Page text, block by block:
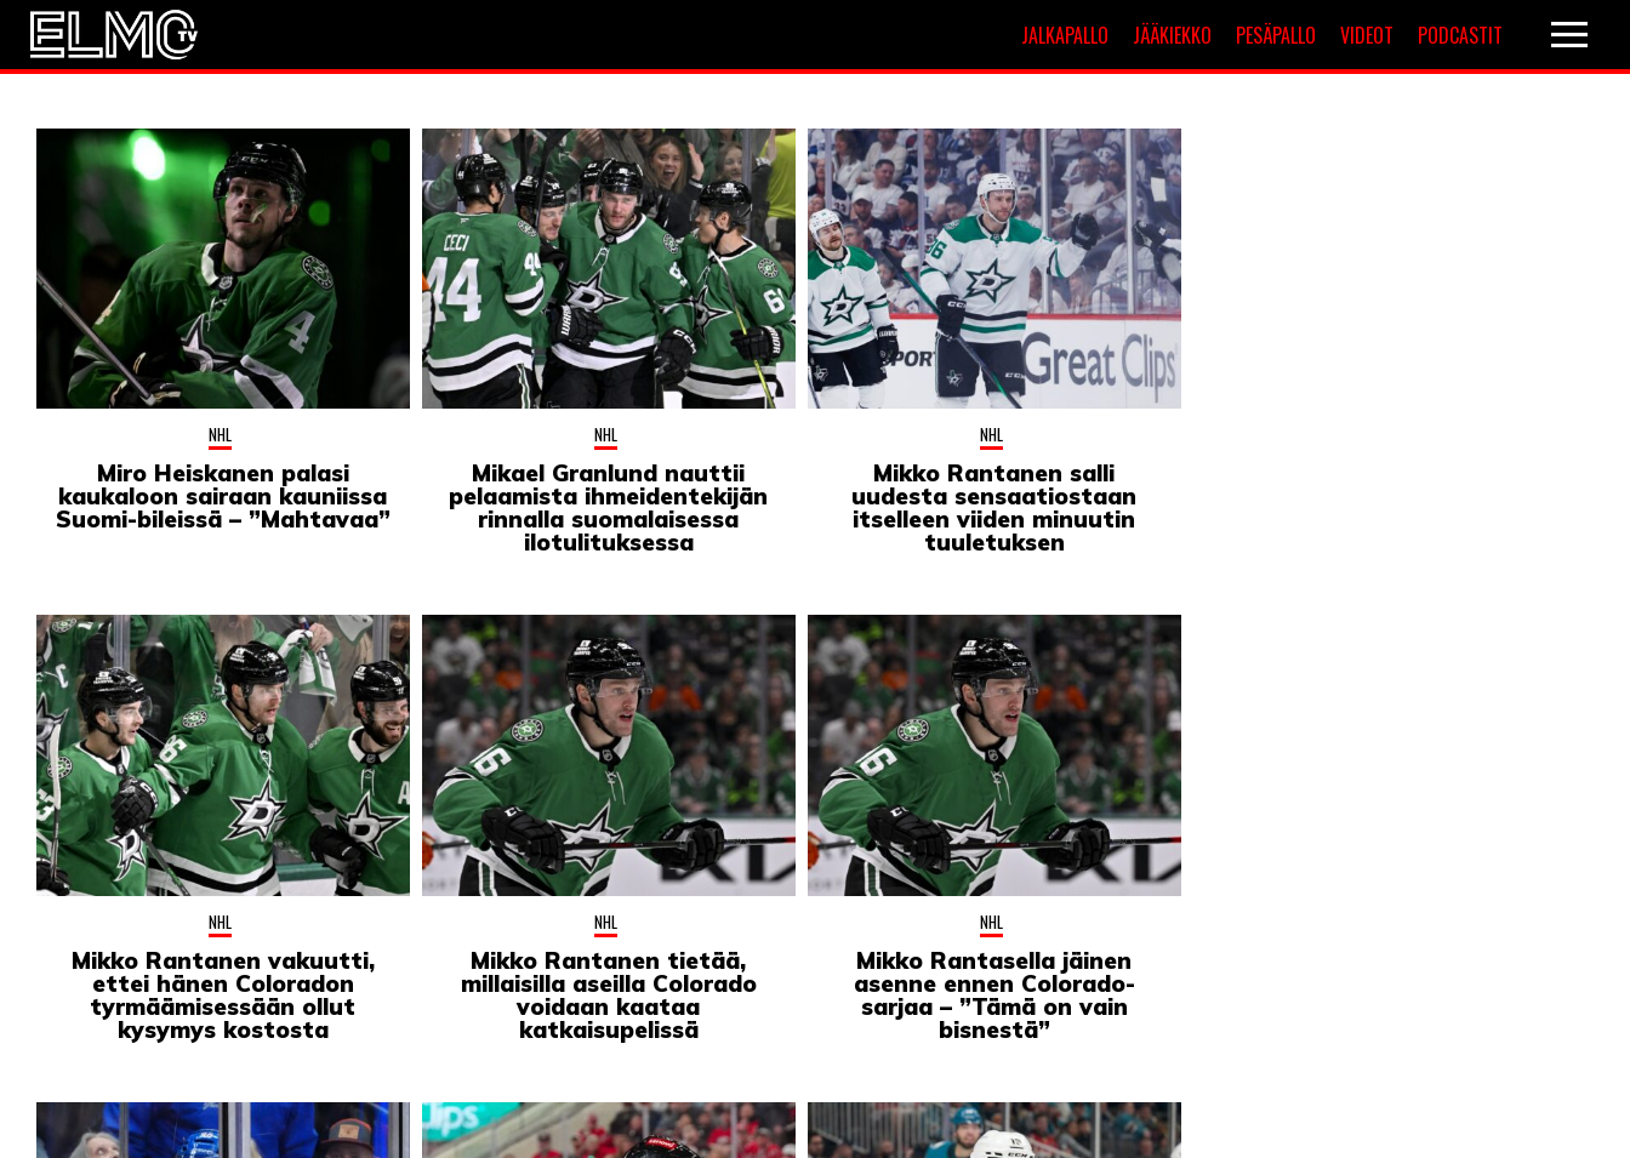
JALKAPALLO JÄÄKIEKKO PESÄPALLO VIDEOT PODCASTIT
NHL
Miro Heiskanen palasi
kaukaloon sairaan kauniissa
Suomi-bileissä – ”Mahtavaa”
NHL
Mikael Granlund nauttii
pelaamista ihmeidentekijän
rinnalla suomalaisessa
ilotulituksessa
NHL
Mikko Rantanen salli
uudesta sensaatiostaan
itselleen viiden minuutin
tuuletuksen
NHL
Mikko Rantanen vakuutti,
ettei hänen Coloradon
tyrmäämisessään ollut
kysymys kostosta
NHL
Mikko Rantanen tietää,
millaisilla aseilla Colorado
voidaan kaataa
katkaisupelissä
NHL
Mikko Rantasella jäinen
asenne ennen Colorado-
sarjaa – ”Tämä on vain
bisnestä”
JALKAPALLO
EM2021
Huuhkajat Veikkausliiga Valioliiga
JÄÄKIEKKO
PESÄPALLO
LINTU VAI KALA
46 DENTON ROAD
VIDEOT